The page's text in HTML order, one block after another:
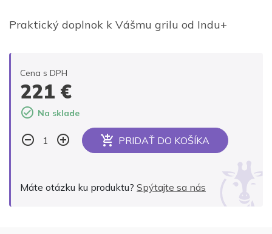
Praktický doplnok k Vášmu grilu od Indu+
Cena s DPH
221 €
Na sklade
PRIDAŤ DO KOŠÍKA
Máte otázku ku produktu? Spýtajte sa nás